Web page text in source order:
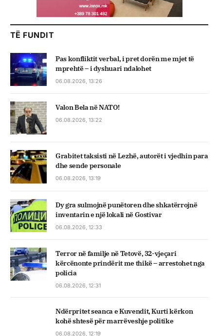
TË FUNDIT
Pas konfliktit verbal, i pret dorën me mjet të
mprehtë – i dyshuari ndalohet
06.08.2026, 13:26
Valon Bela në NATO!
06.08.2026, 13:22
Grabitet taksisti në Lezhë, autorët i vjedhin para
dhe sende personale
06.08.2026, 13:19
Dy gra sulmojnë punëtoren dhe shkatërrojnë
inventarin e një lokali në Gostivar
06.08.2026, 12:33
Terror në familje në Tetovë, 32-vjeçari
kërcënonte prindërit me thikë – arrestohet nga
policia
06.08.2026, 12:31
Ndërpritet seanca e Kuvendit, Kurti kërkon
kohë shtesë për marrëveshje politike
06.08.2026, 12:19